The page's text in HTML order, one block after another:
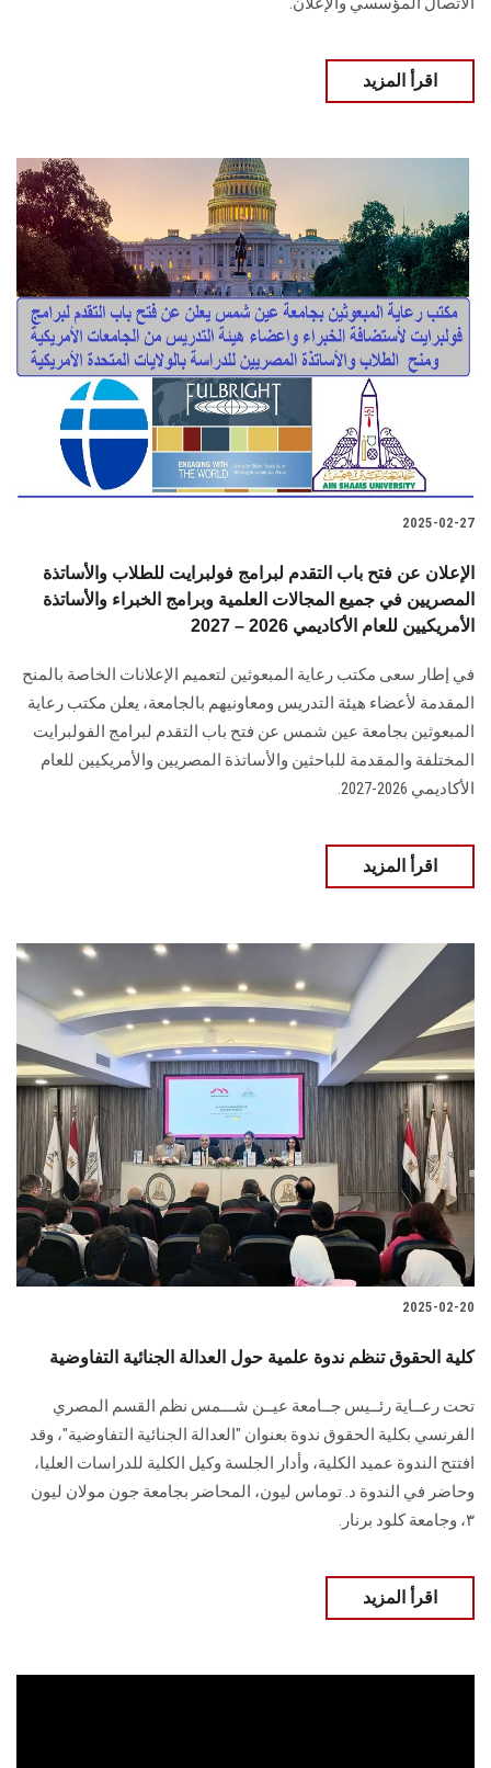
اقرأ المزيد
2025-02-27
الإعلان عن فتح باب التقدم لبرامج فولبرايت للطلاب والأساتذة
المصريين في جميع المجالات العلمية وبرامج الخبراء والأساتذة
الأمريكيين للعام الأكاديمي 2026 – 2027
في إطار سعى مكتب رعاية المبعوثين لتعميم الإعلانات الخاصة بالمنح
المقدمة لأعضاء هيئة التدريس ومعاونيهم بالجامعة، يعلن مكتب رعاية
المبعوثين بجامعة عين شمس عن فتح باب التقدم لبرامج الفولبرايت
المختلفة والمقدمة للباحثين والأساتذة المصريين والأمريكيين للعام
الأكاديمي 2026-2027.
اقرأ المزيد
2025-02-20
كلية الحقوق تنظم ندوة علمية حول العدالة الجنائية التفاوضية
تحت رعــاية رئــيس جــامعة عيــن شـــمس نظم القسم المصري
الفرنسي بكلية الحقوق ندوة بعنوان "العدالة الجنائية التفاوضية"، وقد
افتتح الندوة عميد الكلية، وأدار الجلسة وكيل الكلية للدراسات العليا،
وحاضر في الندوة د. توماس ليون، المحاضر بجامعة جون مولان ليون
٣، وجامعة كلود برنار.
اقرأ المزيد